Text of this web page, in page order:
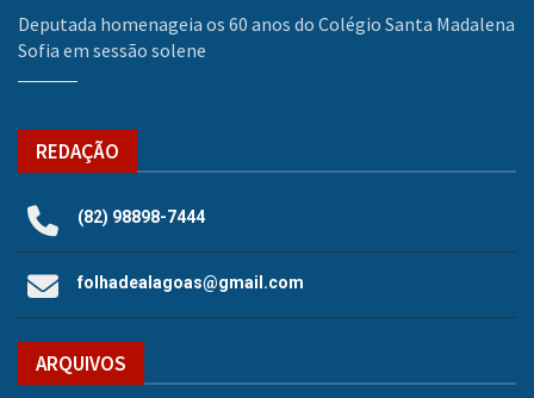
Deputada homenageia os 60 anos do Colégio Santa Madalena
Sofia em sessão solene
REDAÇÃO
(82) 98898-7444
folhadealagoas@gmail.com
ARQUIVOS